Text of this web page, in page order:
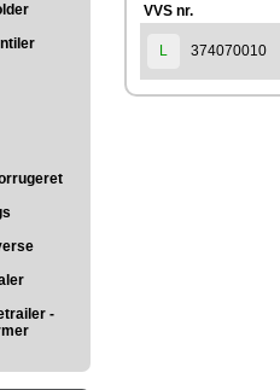
-
VVS nr.
L 374070010